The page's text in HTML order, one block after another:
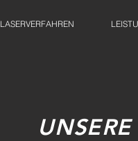
LASERVERFAHREN